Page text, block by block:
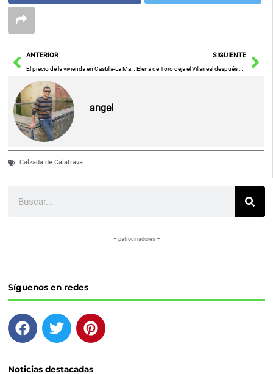
AntANTERIOR SIGUIENTE
angel
Calzada de Calatrava
– patrocinadores –
Síguenos en redes
F
a
e
T
w
t
P
i
t
Noticias destacadas